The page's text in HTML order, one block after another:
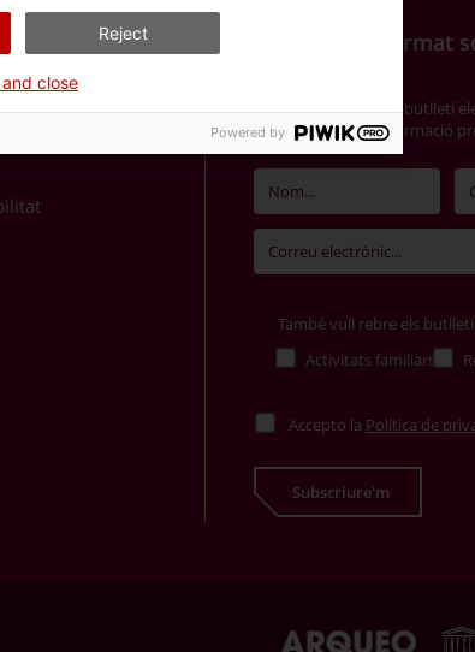
Vols estar informat
Subscriu-te al nostre butlletí
d'interès i rebràs informació
També vull rebre els
Activitats familiars
Accepto la Política de
Subscriure'm
Reject
close
Powered by